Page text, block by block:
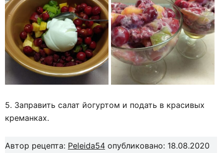
5. Заправить салат йогуртом и подать в красивых
креманках.
Автор рецепта: Peleida54 опубликовано: 18.08.2020